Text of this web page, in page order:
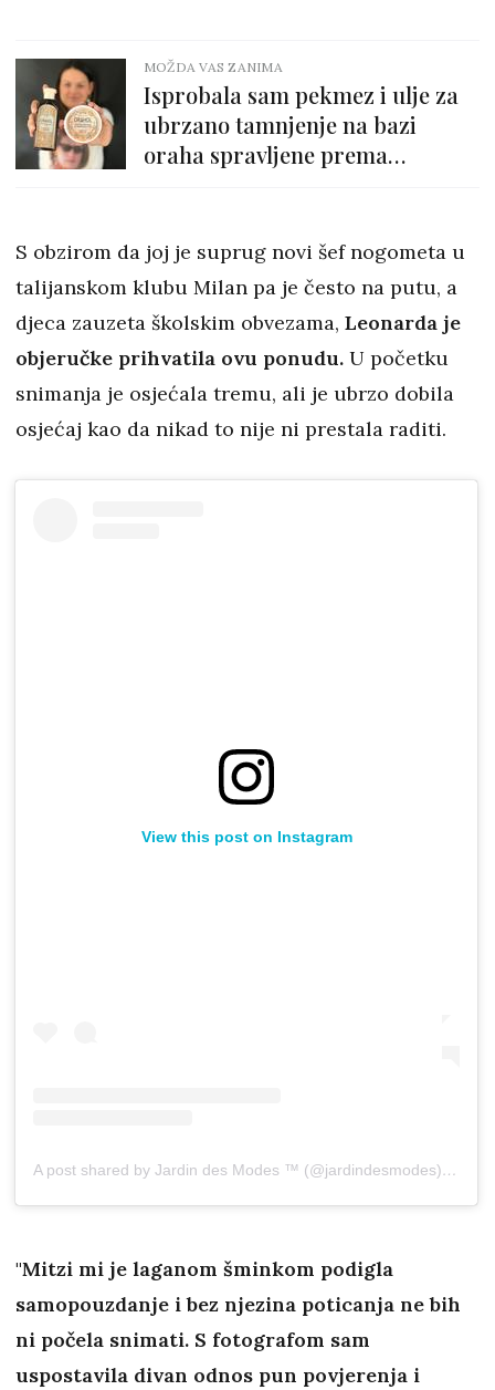
MOŽDA VAS ZANIMA
Isprobala sam pekmez i ulje za
ubrzano tamnjenje na bazi
oraha spravljene prema
S obzirom da joj je suprug novi šef nogometa u
talijanskom klubu Milan pa je često na putu, a
djeca zauzeta školskim obvezama, Leonarda je
objeručke prihvatila ovu ponudu. U početku
snimanja je osjećala tremu, ali je ubrzo dobila
osjećaj kao da nikad to nije ni prestala raditi.
View this post on Instagram
A post shared by Jardin des Modes ™ (@jardindesmodes)
on
"Mitzi mi je laganom šminkom podigla
samopouzdanje i bez njezina poticanja ne bih
ni počela snimati. S fotografom sam
uspostavila divan odnos pun povjerenja i